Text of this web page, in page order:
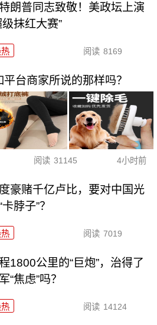
朗普同志致敬！美政坛上演
级抹红大赛”
阅读 8169
台商家所说的那样吗？
阅读 31145 4小时前
豪赌千亿卢比，要对中国光
卡脖子”？
阅读 7019
1800公里的“巨炮”，治得了
“焦虑”吗？
阅读 14124